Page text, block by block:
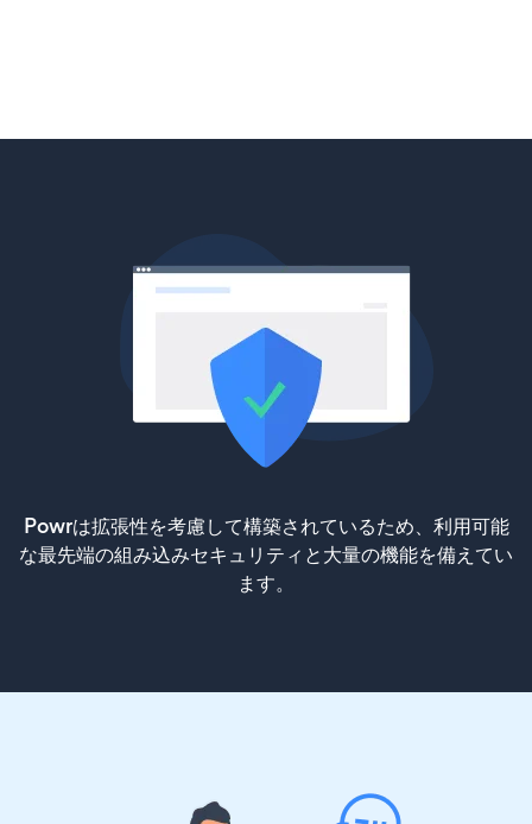
Powrは拡張性を考慮して構築されているため、利用可能
な最先端の組み込みセキュリティと大量の機能を備えてい
ます。